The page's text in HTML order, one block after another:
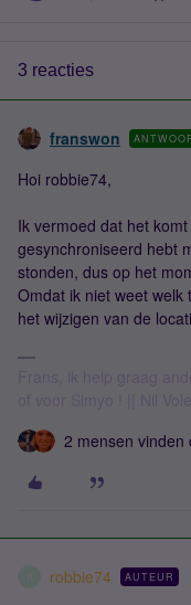
3 reacties
franswon
Hoi robbie74,
Ik vermoed dat het
gesynchroniseerd hebt
stonden, dus op het
Omdat ik niet weet
het wijzigen van de
2 mensen vinden
robbie74 AUTEUR